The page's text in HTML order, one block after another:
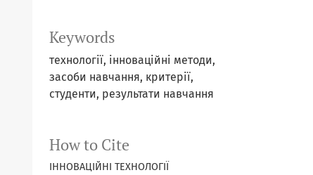
Keywords
технології, інноваційні методи,
засоби навчання, критерії,
студенти, результати навчання
How to Cite
ІННОВАЦІЙНІ ТЕХНОЛОГІЇ